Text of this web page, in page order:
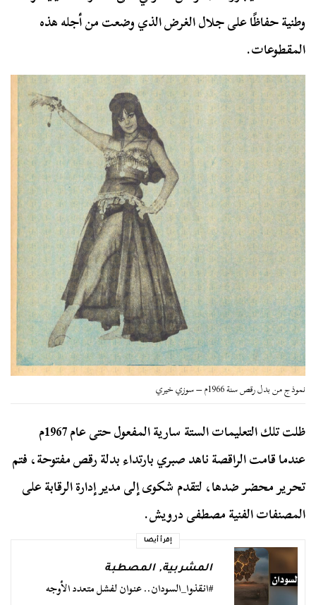
وطنية حفاظًا على جلال الغرض الذي وضعت من أجله هذه
المقطوعات.
نموذج من بدل رقص سنة 1966م – سوزي خيري
ظلت تلك التعليمات الستة سارية المفعول حتى عام 1967م
عندما قامت الراقصة ناهد صبري بارتداء بدلة رقص مفتوحة، فتم
تحرير محضر ضدها، لتقدم شكوى إلى مدير إدارة الرقابة على
المصنفات الفنية مصطفى درويش.
إقرأ أيضا
المشربية,المصطبة
#انقذوا_السودان.. عنوان لفشل متعدد الأوجه